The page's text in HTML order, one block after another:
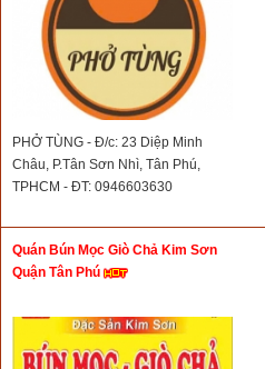
PHỞ TÙNG - Đ/c: 23 Diệp Minh
Châu, P.Tân Sơn Nhì, Tân Phú,
TPHCM - ĐT: 0946603630
Quán Bún Mọc Giò Chả Kim Sơn
Quận Tân Phú